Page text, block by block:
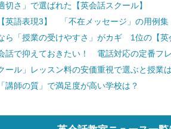
切さ」で選ばれた【英会話スクール】
英語表現3】 「不在メッセージ」の用例集
ら「授業の受けやすさ」がカギ 1位の【英
話で抑えておきたい！ 電話対応の定番フ
ール」レッスン料の安価重視で選ぶと授業
講師の質」で満足度が高い学校は？